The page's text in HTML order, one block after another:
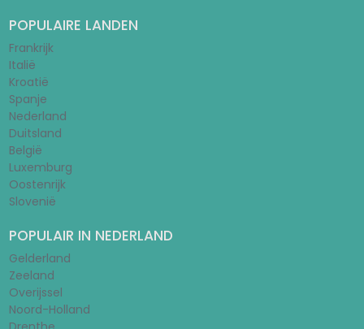
POPULAIRE LANDEN
Frankrijk
Italië
Kroatië
Spanje
Nederland
Duitsland
België
Luxemburg
Oostenrijk
Slovenië
POPULAIR IN NEDERLAND
Gelderland
Zeeland
Overijssel
Noord-Holland